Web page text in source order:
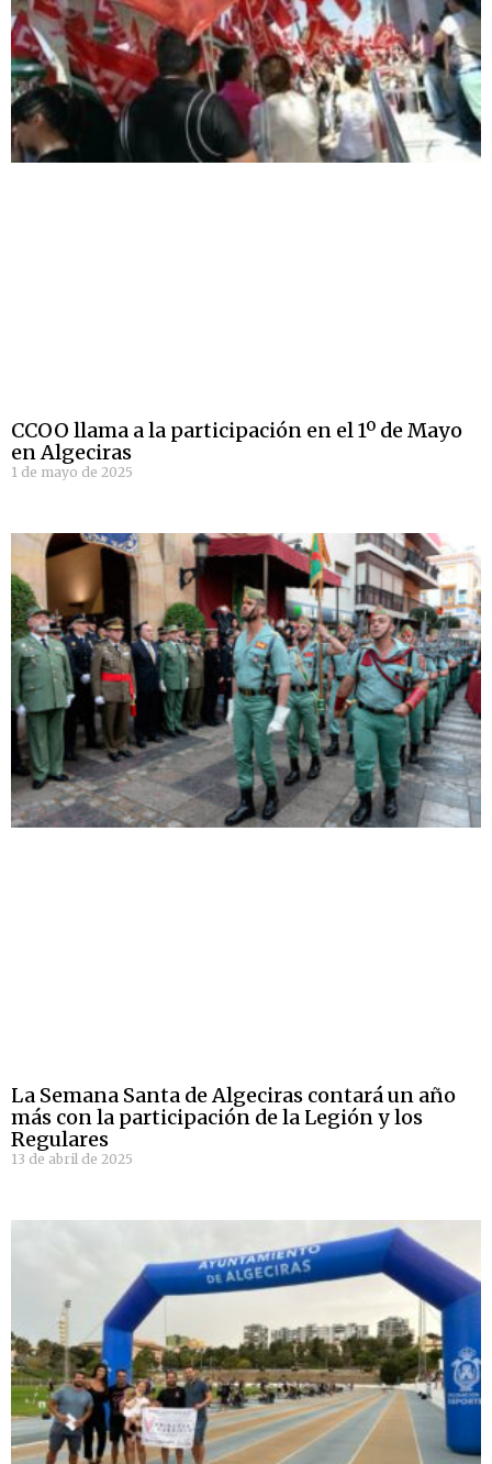
CCOO llama a la participación en el 1º de Mayo
en Algeciras
1 de mayo de 2025
La Semana Santa de Algeciras contará un año
más con la participación de la Legión y los
Regulares
13 de abril de 2025